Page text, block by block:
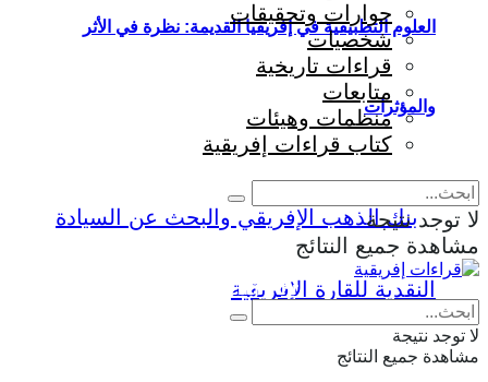
العلوم التطبيقية في إفريقيا القديمة: نظرة في الأثر
والمؤثرات
حوارات وتحقيقات
شخصيات
قراءات تاريخية
متابعات
منظمات وهيئات
كتاب قراءات إفريقية
لا توجد نتيجة
مشاهدة جميع النتائج
Eng Fr
لا توجد نتيجة
مشاهدة جميع النتائج